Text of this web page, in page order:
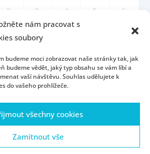
nám pracovat s
soubory
budeme moci zobrazovat naše stránky tak, jak
budeme vědět, jaký typ obsahu se vám líbí a
vaší návštěvu. Souhlas udělujete k
do vašeho prohlížeče.
všechny cookies
Zamítnout vše
2. 3. 4. 5. 6.
Konzultační hodiny
Portál ZČU Webmail